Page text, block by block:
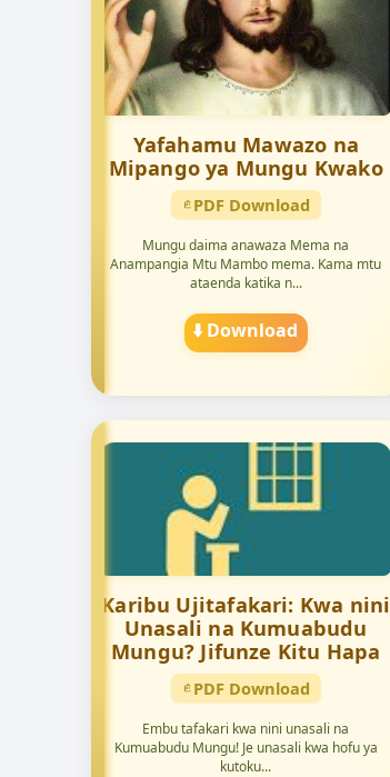
Yafahamu Mawazo na
Mipango ya Mungu Kwako
PDF Download
Mungu daima anawaza Mema na
Anampangia Mtu Mambo mema. Kama mtu
ataenda katika n...
⬇️ Download
Karibu Ujitafakari: Kwa nini
Unasali na Kumuabudu
Mungu? Jifunze Kitu Hapa
PDF Download
Embu tafakari kwa nini unasali na
Kumuabudu Mungu! Je unasali kwa hofu ya
kutoku...